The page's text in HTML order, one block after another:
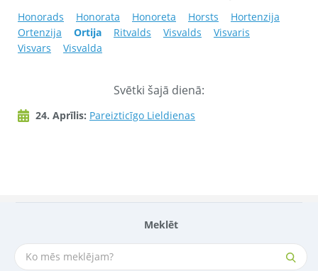
Meklēt
Honorads Honorata Honoreta Horsts
Hortenzija
Ortenzija
Ortija Ritvalds Visvalds
Visvaris
Visvars
Visvalda
Svētki šajā dienā:
24. Aprīlis: Pareizticīgo Lieldienas